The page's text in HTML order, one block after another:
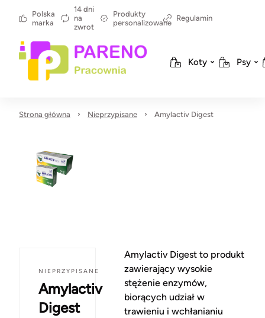
Polska
marka
14 dni
na
zwrot
Produkty
personalizowane Regulamin
Koty Psy
Strona główna Nieprzypisane Amylactiv Digest
NIEPRZYPISANE
Amylactiv
Digest
Amylactiv Digest to produkt
zawierający wysokie
stężenie enzymów,
biorących udział w
trawieniu i wchłanianiu